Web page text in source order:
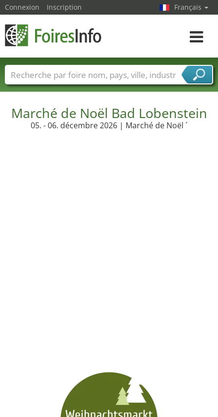
Marché de Noël Bad Lobenstein
05. - 06. décembre 2026 | Marché de Noël ´
Connexion Inscription Français
Toggle
Foire noms Pays Villes
Secteurs de foire